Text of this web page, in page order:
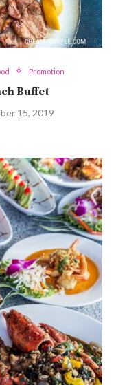
Promotion
Buffet
15, 2019